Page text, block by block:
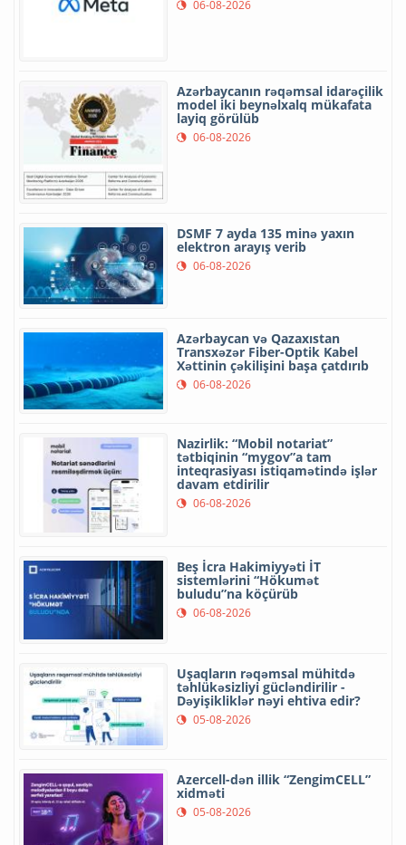
06-08-2026
Azərbaycanın rəqəmsal idarəçilik
model iki beynəlxalq mükafata
layiq görülüb
06-08-2026
DSMF 7 ayda 135 minə yaxın
elektron arayış verib
06-08-2026
Azərbaycan və Qazaxıstan
Transxəzər Fiber-Optik Kabel
Xəttinin çəkilişini başa çatdırıb
06-08-2026
Nazirlik: “Mobil notariat”
tətbiqinin “mygov”a tam
inteqrasiyası istiqamətində işlər
davam etdirilir
06-08-2026
Beş İcra Hakimiyyəti İT
sistemlərini “Hökumət
buludu”na köçürüb
06-08-2026
Uşaqların rəqəmsal mühitdə
təhlükəsizliyi gücləndirilir -
Dəyişikliklər nəyi ehtiva edir?
05-08-2026
Azercell-dən illik “ZengimCELL”
xidməti
05-08-2026